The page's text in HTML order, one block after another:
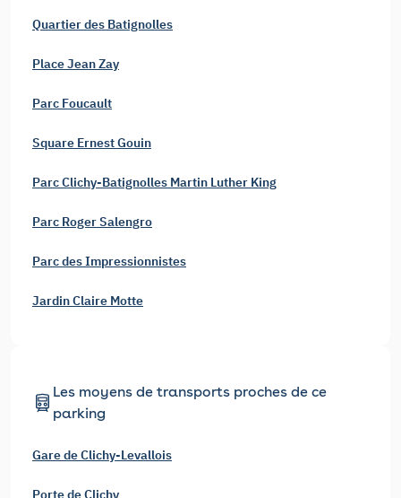
Quartier des Batignolles
Place Jean Zay
Parc Foucault
Square Ernest Gouin
Parc Clichy-Batignolles Martin Luther King
Parc Roger Salengro
Parc des Impressionnistes
Jardin Claire Motte
Les moyens de transports proches de ce
parking
Gare de Clichy-Levallois
Porte de Clichy